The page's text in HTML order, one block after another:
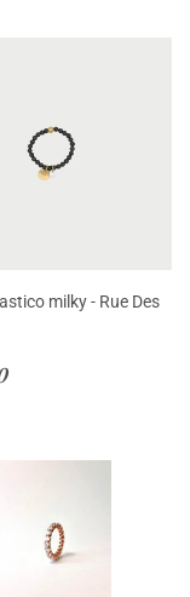
milky - Rue Des
€20,00